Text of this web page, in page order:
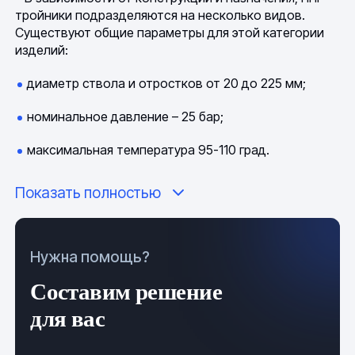
тройники подразделяются на несколько видов.
Существуют общие параметры для этой категории
изделий:
диаметр ствола и отростков от 20 до 225 мм;
номинальное давление – 25 бар;
максимальная температура 95-110 град.
В качестве сырья используется термопластичный
ОСТ 36-56-81, ГОСТ 32415-2013. Маркировка детали
аббревиатуру пластика PPR и технические
показателями тройника считаются допустимое
давление, стандарт SDR, диаметр и размер резьбы.
Показать полностью
Нужна помощь?
Составим решение
для вас